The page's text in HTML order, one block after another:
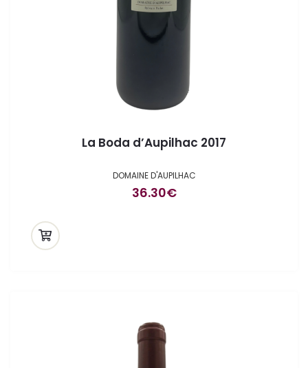
La Boda d’Aupilhac 2017
DOMAINE D'AUPILHAC
36.30€